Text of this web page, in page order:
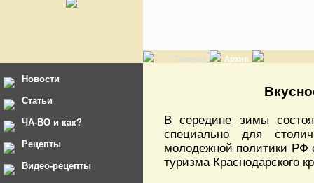
Главная Архив
Новости
Статьи
ЧА-ВО и как?
Рецепты
Видео-рецепты
В середине зимы
специально для
молодежной политики РФ
туризма Краснодарского